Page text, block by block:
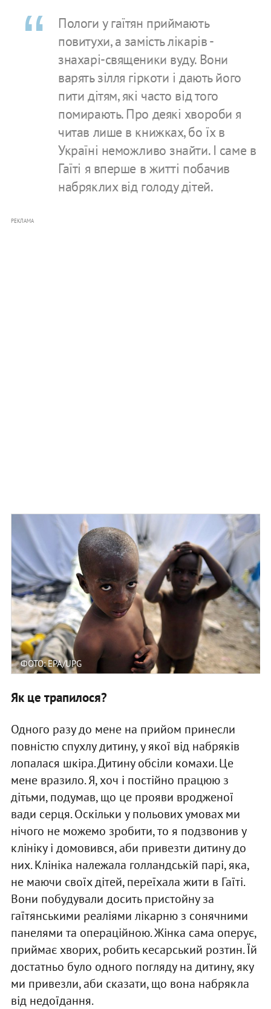
Пологи у гаїтян приймають
повитухи, а замість лікарів -
знахарі-священики вуду. Вони
варять зілля гіркоти і дають його
пити дітям, які часто від того
помирають. Про деякі хвороби я
читав лише в книжках, бо їх в
Україні неможливо знайти. І саме в
Гаїті я вперше в житті побачив
набряклих від голоду дітей.
РЕКЛАМА
ФОТО: EPA/UPG
Як це трапилося?
Одного разу до мене на прийом принесли
повністю спухлу дитину, у якої від набряків
лопалася шкіра. Дитину обсіли комахи. Це
мене вразило. Я, хоч і постійно працюю з
дітьми, подумав, що це прояви вродженої
вади серця. Оскільки у польових умовах ми
нічого не можемо зробити, то я подзвонив у
клініку і домовився, аби привезти дитину до
них. Клініка належала голландській парі, яка,
не маючи своїх дітей, переїхала жити в Гаїті.
Вони побудували досить пристойну за
гаїтянськими реаліями лікарню з сонячними
панелями та операційною. Жінка сама оперує,
приймає хворих, робить кесарський розтин. Їй
достатньо було одного погляду на дитину, яку
ми привезли, аби сказати, що вона набрякла
від недоїдання.